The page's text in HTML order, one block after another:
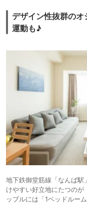
13.
MIMARU大阪 心斎
橋WEST
ホテルマイステイ
ズ大手前
デザイン性抜群のオ
運動も♪
地下鉄御堂筋線「なんば
けやすい好立地にたつのが
ップルには「1ベッドルー